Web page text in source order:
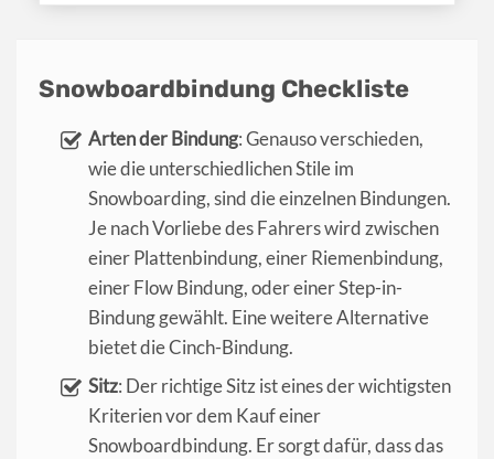
Snowboardbindung Checkliste
Arten der Bindung: Genauso verschieden,
wie die unterschiedlichen Stile im
Snowboarding, sind die einzelnen Bindungen.
Je nach Vorliebe des Fahrers wird zwischen
einer Plattenbindung, einer Riemenbindung,
einer Flow Bindung, oder einer Step-in-
Bindung gewählt. Eine weitere Alternative
bietet die Cinch-Bindung.
Sitz: Der richtige Sitz ist eines der wichtigsten
Kriterien vor dem Kauf einer
Snowboardbindung. Er sorgt dafür, dass das